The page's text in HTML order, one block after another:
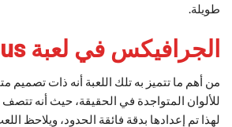
طويلة.
الجرافيكس في لعبة among us
من أهم ما تتميز به تلك اللعبة أنه ذات تصميم
للألوان المتواجدة في الحقيقة، حيث أنه تتصف
لهذا تم إعدادها بدقة فائقة الحدود، ويلاحظ